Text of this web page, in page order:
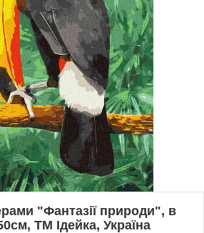
"Фантазії природи", в
ТМ Ідейка, Україна